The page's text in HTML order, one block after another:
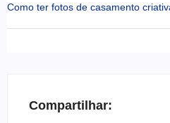
Como ter fotos de casamento
Compartilhar: